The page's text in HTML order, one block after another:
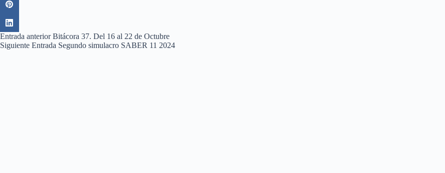
Entrada anteriorBitácora 37. Del 16 al 22 de Octubre
Siguiente Entrada Segundo simulacro SABER 11 2024